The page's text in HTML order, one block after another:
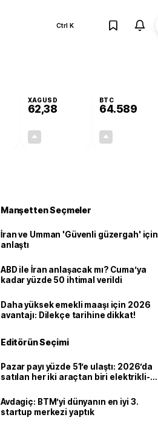
Ctrl K
XAGUSD
62,38
BTC
64.589
Manşetten Seçmeler
İran ve Umman 'Güvenli güzergah' için
anlaştı
ABD ile İran anlaşacak mı? Cuma’ya
kadar yüzde 50 ihtimal verildi
Daha yüksek emekli maaşı için 2026
avantajı: Dilekçe tarihine dikkat!
Editörün Seçimi
Pazar payı yüzde 51’e ulaştı: 2026’da
satılan her iki araçtan biri elektrikli-
Avdagiç: BTM’yi dünyanın en iyi 3.
startup merkezi yaptık